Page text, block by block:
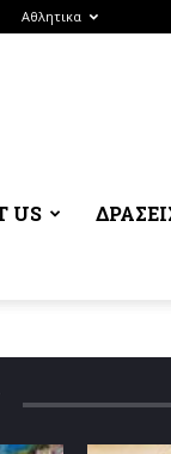
Αθλητικα
US